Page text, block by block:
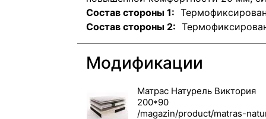
Состав стороны 1:
Состав стороны 2:
Модификации
Матрас Натурель Виктория
200*90